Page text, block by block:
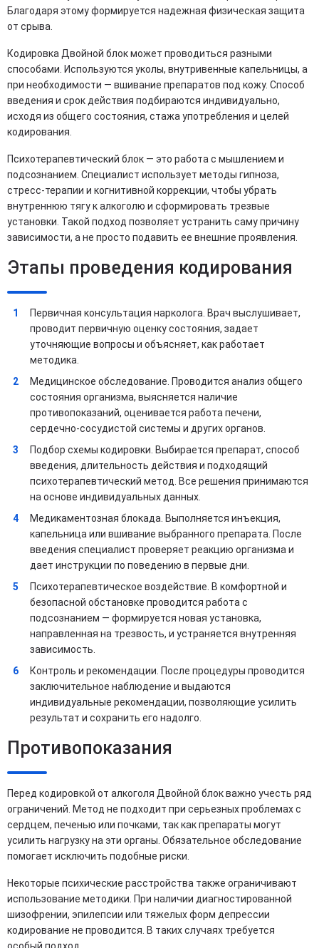
Благодаря этому формируется надежная физическая защита
от срыва.
Кодировка Двойной блок может проводиться разными
способами. Используются уколы, внутривенные капельницы, а
при необходимости — вшивание препаратов под кожу. Способ
введения и срок действия подбираются индивидуально,
исходя из общего состояния, стажа употребления и целей
кодирования.
Психотерапевтический блок — это работа с мышлением и
подсознанием. Специалист использует методы гипноза,
стресс-терапии и когнитивной коррекции, чтобы убрать
внутреннюю тягу к алкоголю и сформировать трезвые
установки. Такой подход позволяет устранить саму причину
зависимости, а не просто подавить ее внешние проявления.
Этапы проведения кодирования
Первичная консультация нарколога. Врач выслушивает,
проводит первичную оценку состояния, задает
уточняющие вопросы и объясняет, как работает
методика.
Медицинское обследование. Проводится анализ общего
состояния организма, выясняется наличие
противопоказаний, оценивается работа печени,
сердечно-сосудистой системы и других органов.
Подбор схемы кодировки. Выбирается препарат, способ
введения, длительность действия и подходящий
психотерапевтический метод. Все решения принимаются
на основе индивидуальных данных.
Медикаментозная блокада. Выполняется инъекция,
капельница или вшивание выбранного препарата. После
введения специалист проверяет реакцию организма и
дает инструкции по поведению в первые дни.
Психотерапевтическое воздействие. В комфортной и
безопасной обстановке проводится работа с
подсознанием — формируется новая установка,
направленная на трезвость, и устраняется внутренняя
зависимость.
Контроль и рекомендации. После процедуры проводится
заключительное наблюдение и выдаются
индивидуальные рекомендации, позволяющие усилить
результат и сохранить его надолго.
Противопоказания
Перед кодировкой от алкоголя Двойной блок важно учесть ряд
ограничений. Метод не подходит при серьезных проблемах с
сердцем, печенью или почками, так как препараты могут
усилить нагрузку на эти органы. Обязательное обследование
помогает исключить подобные риски.
Некоторые психические расстройства также ограничивают
использование методики. При наличии диагностированной
шизофрении, эпилепсии или тяжелых форм депрессии
кодирование не проводится. В таких случаях требуется